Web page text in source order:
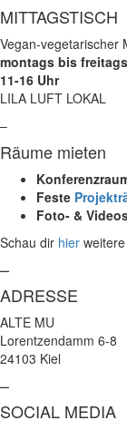
MITTAGSTISCH
Vegan-vegetarischer
montags bis freitags
11-16 Uhr
LILA LUFT LOKAL
–
Räume mieten
Feste
Foto- &
Schau dir hier
–
ADRESSE
ALTE MU
Lorentzendamm 6-8
24103 Kiel
–
SOCIAL MEDIA